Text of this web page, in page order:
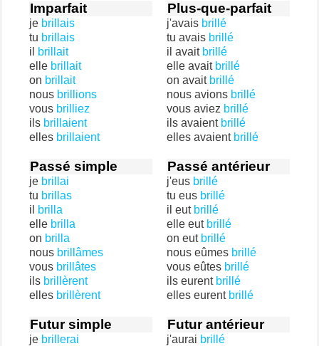
Imparfait
je brillais
tu brillais
il
brillait
elle brillait
on brillait
nous brillions
vous brilliez
ils brillaient
elles brillaient
Plus-que-parfait
j'avais brillé
tu avais brillé
il avait brillé
elle avait brillé
on avait brillé
nous avions brillé
vous aviez brillé
ils avaient brillé
elles avaient brillé
Passé simple
je brillai
tu brillas
il
brilla
elle brilla
on brilla
nous brillâmes
vous brillâtes
ils brillèrent
elles brillèrent
Passé antérieur
j'eus brillé
tu eus brillé
il eut brillé
elle eut brillé
on eut brillé
nous eûmes brillé
vous eûtes brillé
ils eurent brillé
elles eurent brillé
Futur simple
je brillerai
Futur antérieur
j'aurai brillé